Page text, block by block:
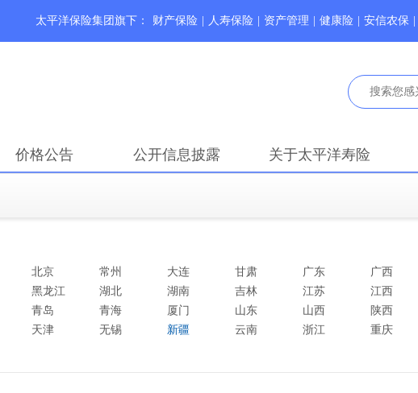
太平洋保险集团旗下： 财产保险 人寿保险 资产管理 健康险 安信农保
价格公告 公开信息披露 关于太平洋寿险
北京 常州 大连 甘肃 广东 广西
黑龙江
湖北 湖南 吉林 江苏 江西
青岛
青海 厦门 山东 山西 陕西
天津
无锡 新疆 云南 浙江 重庆